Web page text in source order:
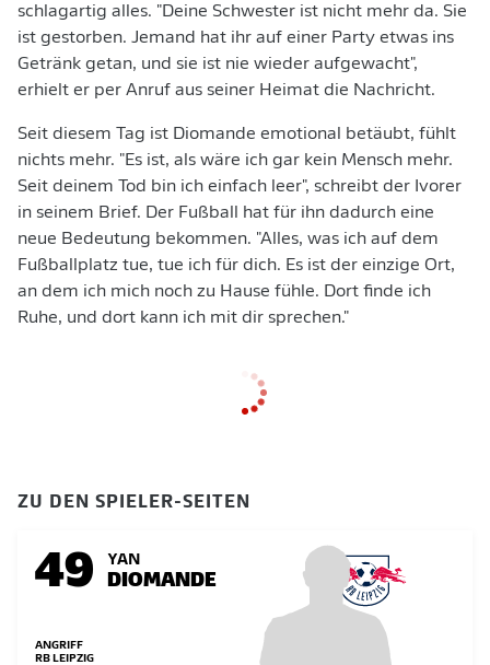
schlagartig alles. "Deine Schwester ist nicht mehr da. Sie
ist gestorben. Jemand hat ihr auf einer Party etwas ins
Getränk getan, und sie ist nie wieder aufgewacht",
erhielt er per Anruf aus seiner Heimat die Nachricht.
Seit diesem Tag ist Diomande emotional betäubt, fühlt
nichts mehr. "Es ist, als wäre ich gar kein Mensch mehr.
Seit deinem Tod bin ich einfach leer", schreibt der Ivorer
in seinem Brief. Der Fußball hat für ihn dadurch eine
neue Bedeutung bekommen. "Alles, was ich auf dem
Fußballplatz tue, tue ich für dich. Es ist der einzige Ort,
an dem ich mich noch zu Hause fühle. Dort finde ich
Ruhe, und dort kann ich mit dir sprechen."
ZU DEN SPIELER-SEITEN
49 YAN
DIOMANDE
ANGRIFF
RB LEIPZIG